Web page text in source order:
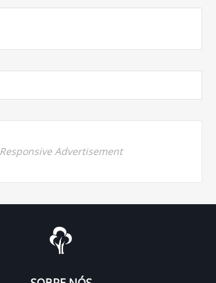
Responsive Advertisement